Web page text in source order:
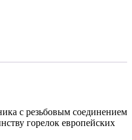
с резьбовым соединением
горелок европейских